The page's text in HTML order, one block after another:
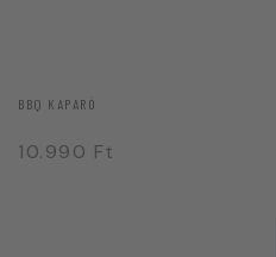
BBQ KAPARÓ
10.990 Ft